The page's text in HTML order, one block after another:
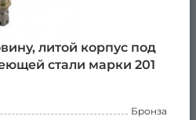
литой корпус под
стали марки 201
Бронза